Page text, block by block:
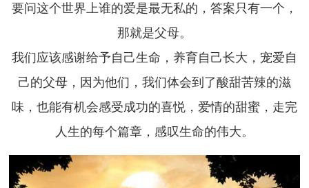
要问这个世界上谁的爱是最无私的，答案只有一个，
那就是父母。
我们应该感谢给予自己生命，养育自己长大，宠爱自
己的父母，因为他们，我们体会到了酸甜苦辣的滋
味，也能有机会感受成功的喜悦，爱情的甜蜜，走完
人生的每个篇章，感叹生命的伟大。